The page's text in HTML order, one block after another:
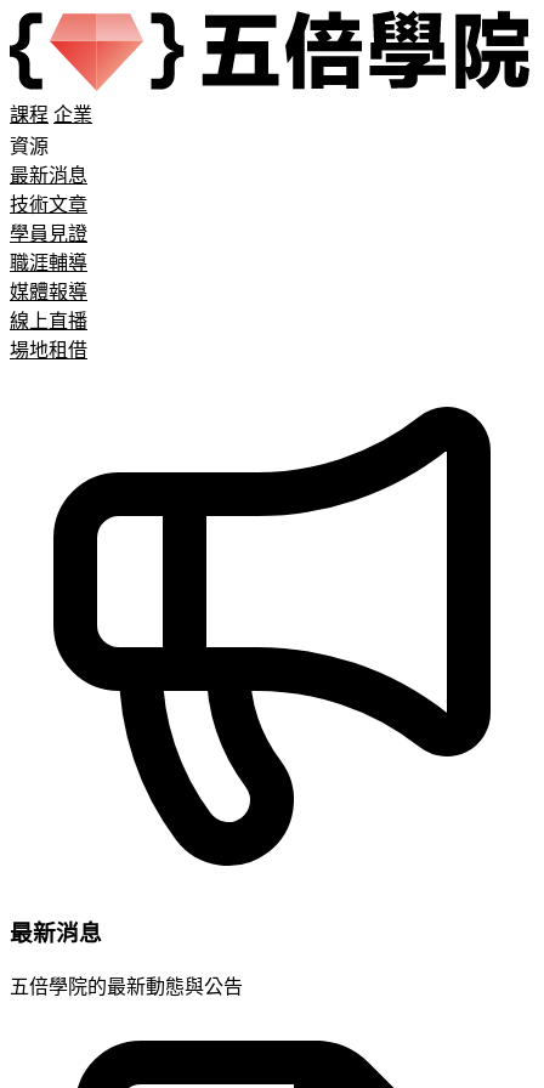
課程 企業
資源
最新消息
技術文章
學員見證
職涯輔導
媒體報導
線上直播
場地租借
最新消息
五倍學院的最新動態與公告